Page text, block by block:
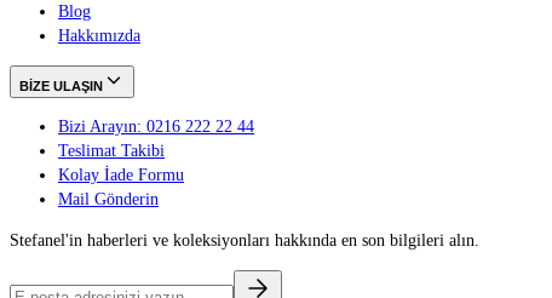
Blog
Hakkımızda
BİZE ULAŞIN
Bizi Arayın: 0216 222 22 44
Teslimat Takibi
Kolay İade Formu
Mail Gönderin
Stefanel'in haberleri ve koleksiyonları hakkında en son bilgileri alın.